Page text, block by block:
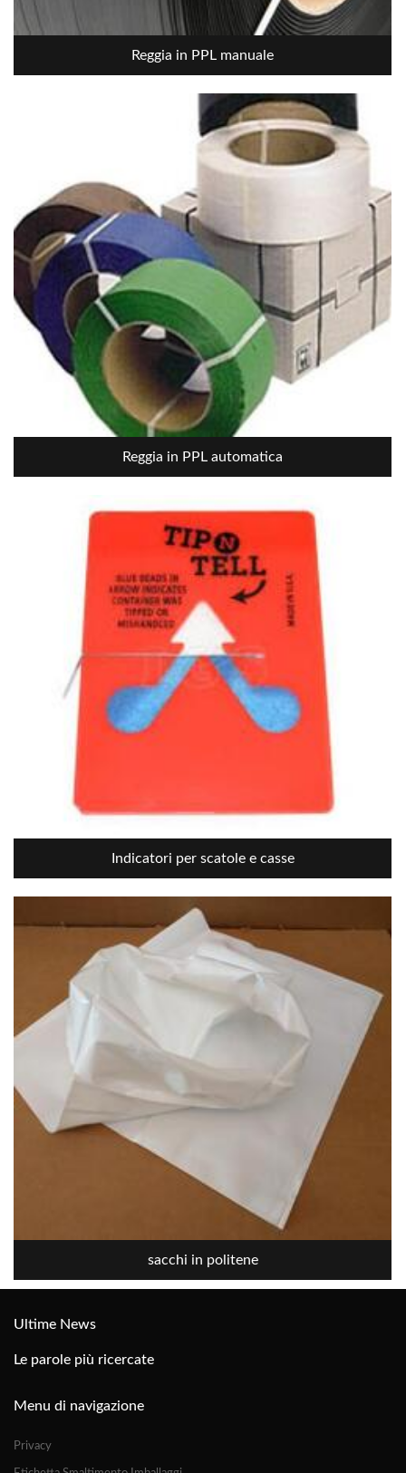
Reggia in PPL manuale
Reggia in PPL automatica
Indicatori per scatole e casse
sacchi in politene
Ultime News
Le parole più ricercate
Menu di navigazione
Privacy